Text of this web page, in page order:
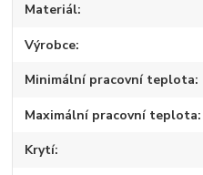
Materiál
Výrobce
Minimální pracovní teplota
Maximální pracovní teplota
Krytí